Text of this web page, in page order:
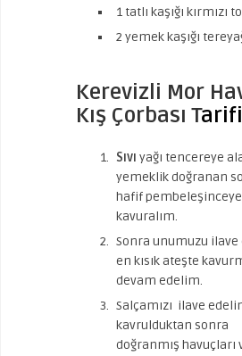
1 tatlı kaşığı kırmızı
2 yemek kaşığı
Kerevizli Mor
Kış Çorbası Tarifi
Sıvı yağı tencereye
yemeklik doğranan
hafif
kavuralım.
Sonra unumuzu
en kısık ateşte
devam edelim.
Salçamızı ilave
kavrulduktan sonra
doğranmış havuçları